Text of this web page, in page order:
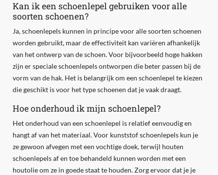
Kan ik een schoenlepel gebruiken voor alle
soorten schoenen?
Ja, schoenlepels kunnen in principe voor alle soorten schoenen
worden gebruikt, maar de effectiviteit kan variëren afhankelijk
van het ontwerp van de schoen. Voor bijvoorbeeld hoge hakken
zijn er speciale schoenlepels ontworpen die beter passen bij de
vorm van de hak. Het is belangrijk om een schoenlepel te kiezen
die geschikt is voor het type schoenen dat je vaak draagt.
Hoe onderhoud ik mijn schoenlepel?
Het onderhoud van een schoenlepel is relatief eenvoudig en
hangt af van het materiaal. Voor kunststof schoenlepels kun je
ze gewoon afvegen met een vochtige doek, terwijl houten
schoenlepels af en toe behandeld kunnen worden met een
houtolie om ze in goede staat te houden. Zorg ervoor dat je je